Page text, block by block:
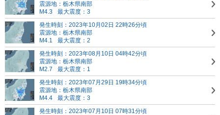
震源地：栃木県南部
M4.3
最大震度：3
発生時刻：2023年10月02日 22時26分頃
震源地：栃木県南部
M4.1
最大震度：2
発生時刻：2023年08月10日 04時42分頃
震源地：栃木県南部
M2.7
最大震度：1
発生時刻：2023年07月29日 19時34分頃
震源地：栃木県南部
M4.4
最大震度：3
発生時刻：2023年07月10日 07時31分頃